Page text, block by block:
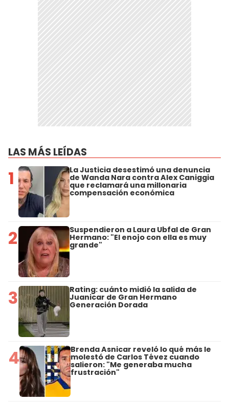
LAS MÁS LEÍDAS
1 La Justicia desestimó una denuncia
de Wanda Nara contra Alex Caniggia
que reclamará una millonaria
compensación económica
2 Suspendieron a Laura Ubfal de Gran
Hermano: "El enojo con ella es muy
grande"
3 Rating: cuánto midió la salida de
Juanicar de Gran Hermano
Generación Dorada
4 Brenda Asnicar reveló lo qué más le
molestó de Carlos Tévez cuando
salieron: "Me generaba mucha
frustración"